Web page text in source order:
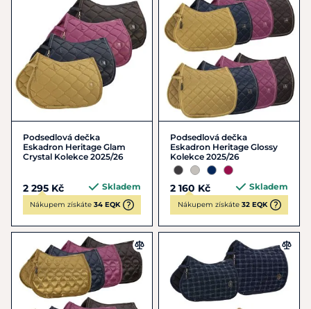
Podsedlová dečka
Eskadron Heritage Glam
Crystal Kolekce 2025/26
2 295 Kč Skladem
Nákupem získáte 34 EQK
Podsedlová dečka
Eskadron Heritage Glossy
Kolekce 2025/26
2 160 Kč Skladem
Nákupem získáte 32 EQK